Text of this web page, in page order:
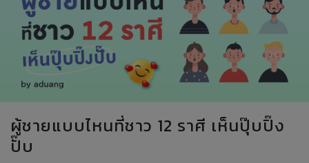
ผู้ชายแบบไหนที่ชาว 12 ราศี เห็นปุ๊บปิ๊ง
ปั๊บ